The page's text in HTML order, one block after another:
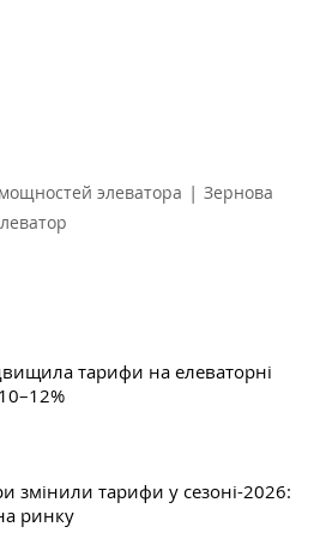
элеватора | Зернова
тарифи на елеваторні
змінили тарифи у сезоні-2026:
ринку